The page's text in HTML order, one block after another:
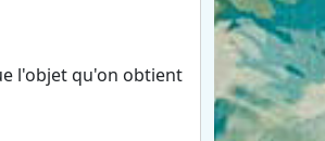
l'objet qu'on obtient